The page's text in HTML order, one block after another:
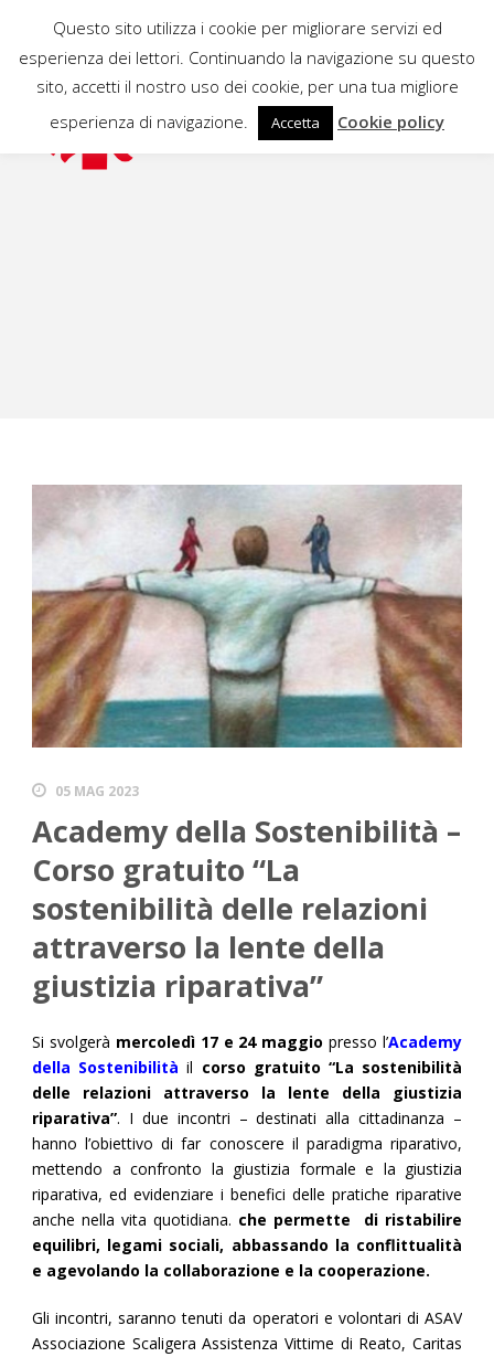
05 MAG 2023
Academy della Sostenibilità –
Corso gratuito “La
sostenibilità delle relazioni
attraverso la lente della
giustizia riparativa”
Si svolgerà mercoledì 17 e 24 maggiopresso l’Academy
della Sostenibilità il corso gratuito “La sostenibilità
delle relazioni attraverso la lente della giustizia
riparativa”. I due incontri – destinati alla cittadinanza –
hanno l’obiettivo di far conoscere il paradigma riparativo,
mettendo a confronto la giustizia formale e la giustizia
riparativa, ed evidenziare i benefici delle pratiche riparative
anche nella vita quotidiana. che permette
di ristabilire
equilibri, legami sociali, abbassando la conflittualità
e agevolando la collaborazione e la cooperazione.
Gli incontri, saranno tenuti da operatori e volontari di ASAV
Associazione Scaligera Assistenza Vittime di Reato, Caritas
Questo sito utilizza i cookie per migliorare servizi ed
esperienza dei lettori. Continuando la navigazione su questo
sito, accetti il nostro uso dei cookie, per una tua migliore
esperienza di navigazione.
Accetta Cookie policy